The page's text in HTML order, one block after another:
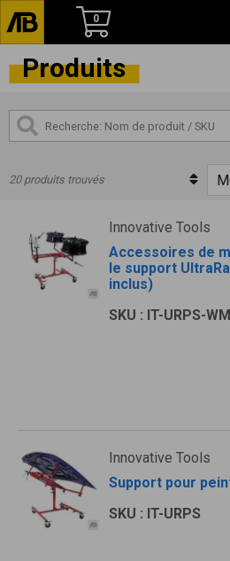
0
Produits
20 produits trouvés
Innovative Tools
Accessoires de
le support
inclus)
SKU : IT-URPS-WM
Innovative Tools
Support pour
SKU : IT-URPS